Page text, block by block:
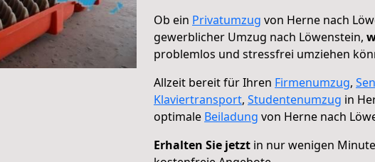
Ob ein Privatumzug von Herne nach
gewerblicher Umzug nach Löwenstein,
problemlos und stressfrei umziehen
Allzeit bereit für Ihren Firmenumzug,
Klaviertransport, Studentenumzug in
optimale Beiladung von Herne nach
Erhalten Sie jetzt in nur wenigen